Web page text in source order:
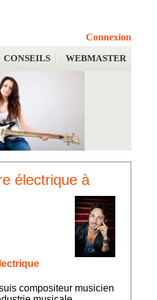
Connexion
CONSEILS WEBMASTER
électrique à
compositeur musicien